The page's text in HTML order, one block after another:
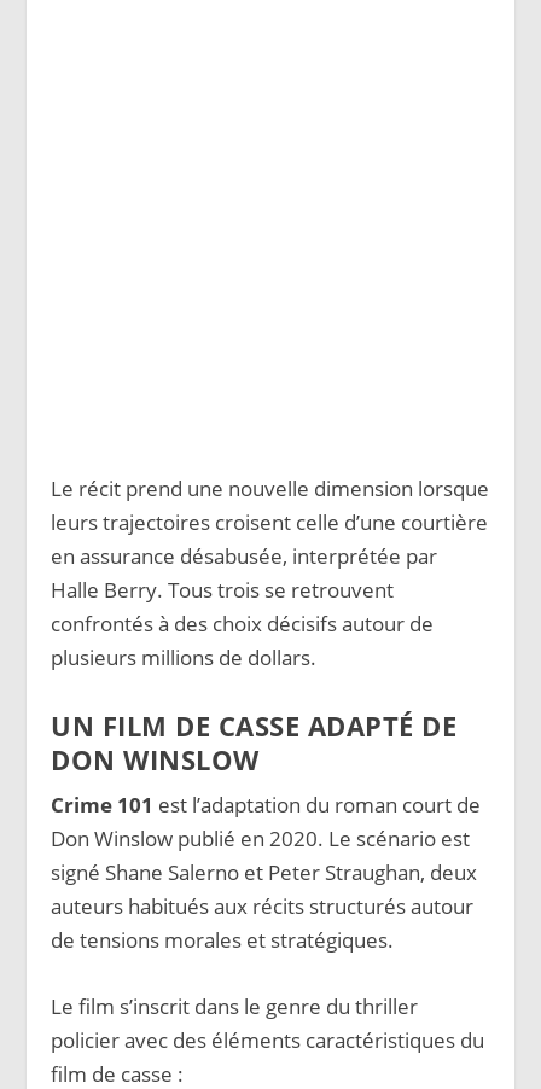
Le récit prend une nouvelle dimension lorsque
leurs trajectoires croisent celle d’une courtière
en assurance désabusée, interprétée par
Halle Berry. Tous trois se retrouvent
confrontés à des choix décisifs autour de
plusieurs millions de dollars.
UN FILM DE CASSE ADAPTÉ DE
DON WINSLOW
Crime 101 est l’adaptation du roman court de
Don Winslow publié en 2020. Le scénario est
signé Shane Salerno et Peter Straughan, deux
auteurs habitués aux récits structurés autour
de tensions morales et stratégiques.
Le film s’inscrit dans le genre du thriller
policier avec des éléments caractéristiques du
film de casse :